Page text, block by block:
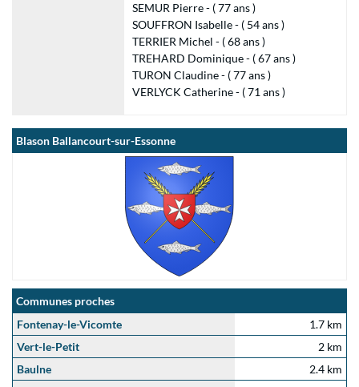
SEMUR Pierre - ( 77 ans )
SOUFFRON Isabelle - ( 54 ans )
TERRIER Michel - ( 68 ans )
TREHARD Dominique - ( 67 ans )
TURON Claudine - ( 77 ans )
VERLYCK Catherine - ( 71 ans )
Blason Ballancourt-sur-Essonne
Communes proches
Fontenay-le-Vicomte
1.7 km
Vert-le-Petit
2 km
Baulne
2.4 km